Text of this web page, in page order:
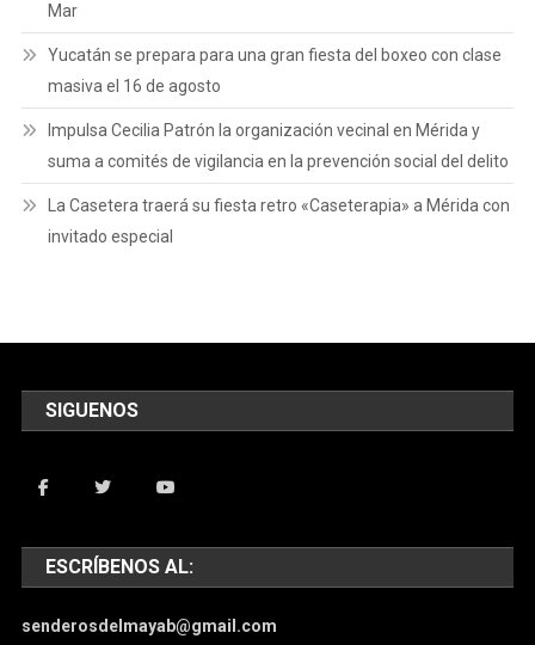
Mar
Yucatán se prepara para una gran fiesta del boxeo con clase
masiva el 16 de agosto
Impulsa Cecilia Patrón la organización vecinal en Mérida y
suma a comités de vigilancia en la prevención social del delito
La Casetera traerá su fiesta retro «Caseterapia» a Mérida con
invitado especial
SIGUENOS
ESCRÍBENOS AL:
senderosdelmayab@gmail.com